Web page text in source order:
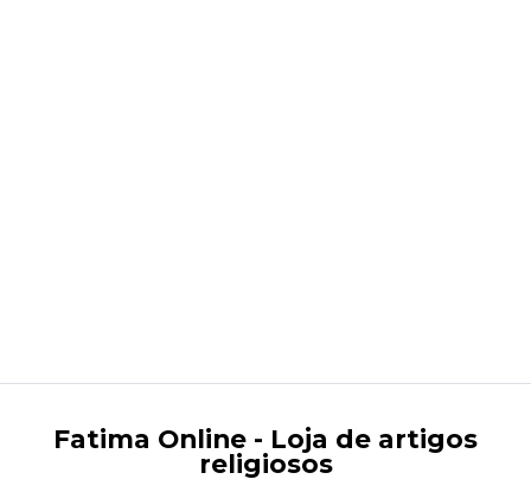
Fatima Online - Loja de artigos
religiosos